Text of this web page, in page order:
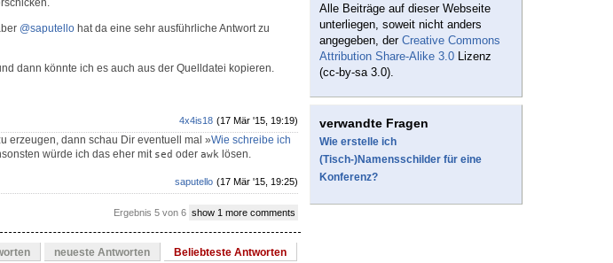
@saputello hat da eine sehr ausführliche Antwort zu
dann könnte ich es auch aus der Quelldatei kopieren.
(17 Mär '15, 19:19)
4x4is18
erzeugen, dann schau Dir eventuell mal »Wie schreibe ich
würde ich das eher mit sed oder awk lösen.
(17 Mär '15, 19:25)
saputello
Ergebnis 5 von 6 show 1 more comments
neueste Antworten Beliebteste Antworten
Alle Beiträge auf dieser Webseite
unterliegen, soweit nicht anders
angegeben, der Creative Commons
Attribution Share-Alike 3.0 Lizenz
(cc-by-sa 3.0).
verwandte Fragen
Wie erstelle ich
(Tisch-)Namensschilder für eine
Konferenz?